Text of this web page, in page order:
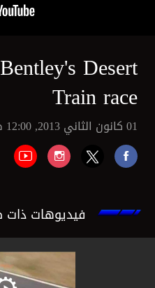
Desert
Train race
01 كانون الثاني 2013, 12:00 ص
فيديوهات ذات